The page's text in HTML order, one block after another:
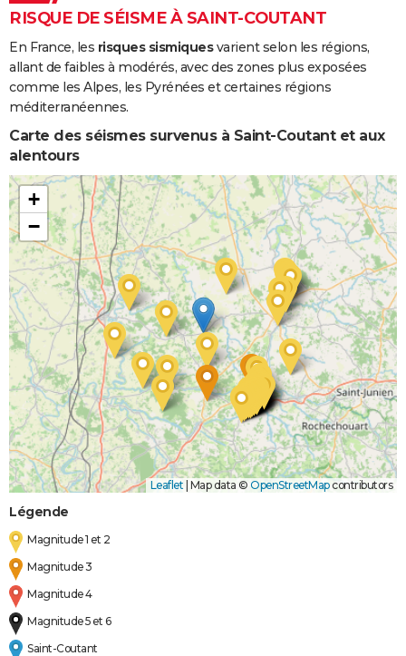
RISQUE DE SÉISME À SAINT-COUTANT
En France, les risques sismiquesvarient selon les régions,
allant de faibles à modérés, avec des zones plus exposées
comme les Alpes, les Pyrénées et certaines régions
méditerranéennes.
Carte des séismes survenus à Saint-Coutant et aux
alentours
+
−
Leaflet | Map data © OpenStreetMapcontributors
Légende
Magnitude 1 et 2
Magnitude 3
Magnitude 4
Magnitude 5 et 6
Saint-Coutant